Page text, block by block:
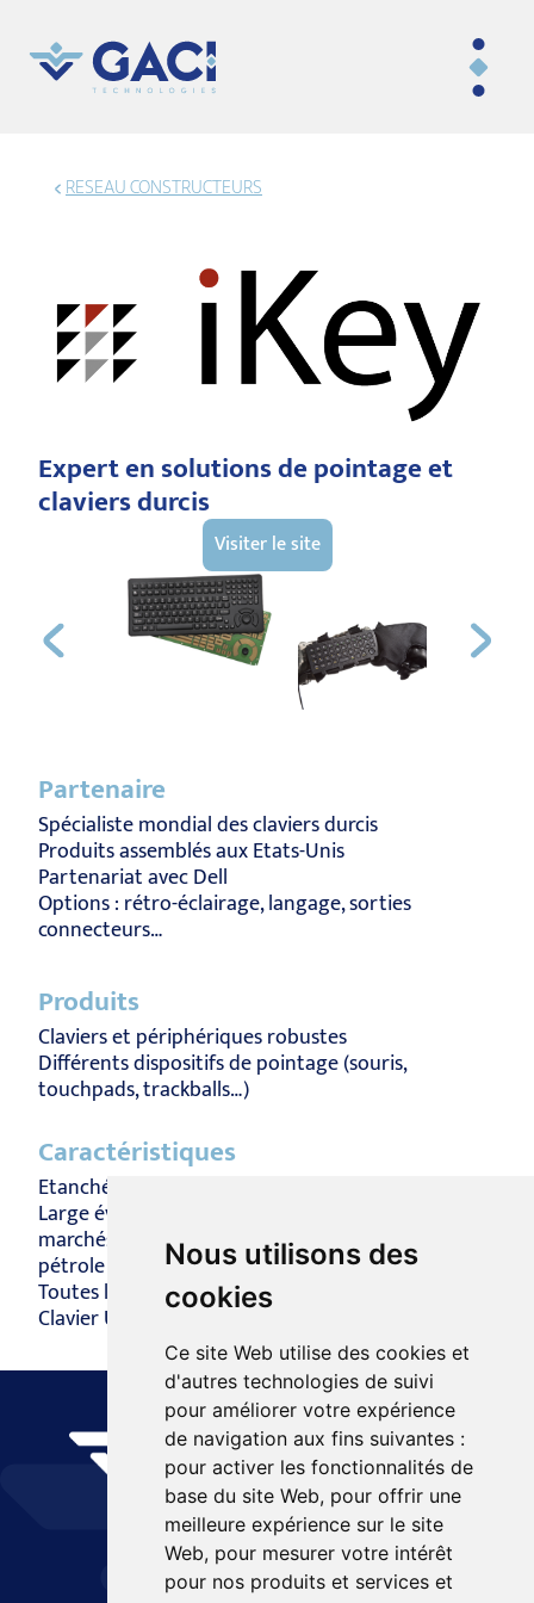
Nous utilisons des
cookies
Ce site Web utilise des cookies et
d'autres technologies de suivi
pour améliorer votre expérience
de navigation aux fins suivantes :
pour activer les fonctionnalités de
base du site Web, pour offrir une
meilleure expérience sur le site
Web, pour mesurer votre intérêt
pour nos produits et services et
RESEAU CONSTRUCTEURS
Expert en solutions de pointage et
claviers durcis
Visiter le site
Partenaire
Spécialiste mondial des claviers durcis
Produits assemblés aux Etats-Unis
Partenariat avec Dell
Options : rétro-éclairage, langage, sorties
connecteurs…
Produits
Claviers et périphériques robustes
Différents dispositifs de pointage (souris,
touchpads, trackballs…)
Caractéristiques
Etanchéité IP68
Large éventail de solutions disponibles, pour tous
marchés (médical, automobile, sécurité publique,
pétrole et gaz, industries, militaires…)
Toutes les tailles et tous les types de caractères
Clavier USB, C2 et Bluetooth